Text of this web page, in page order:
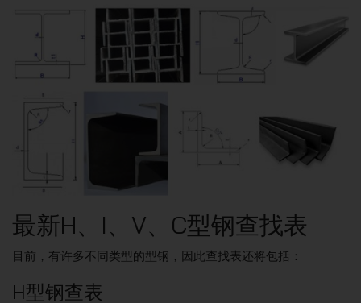
最新H、I、V、C型钢查找表
目前，有许多不同类型的型钢，因此查找表还将包括：
H型钢查表